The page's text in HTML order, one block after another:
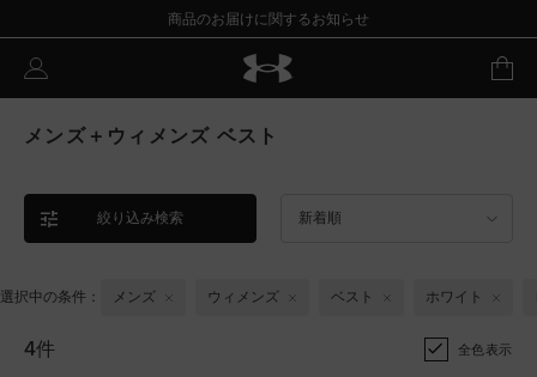
商品のお届けに関するお知らせ
メンズ＋ウィメンズ ベスト
絞り込み検索 新着順
選択中の条件： メンズ ウィメンズ ベスト ホワイト
4件 全色表示